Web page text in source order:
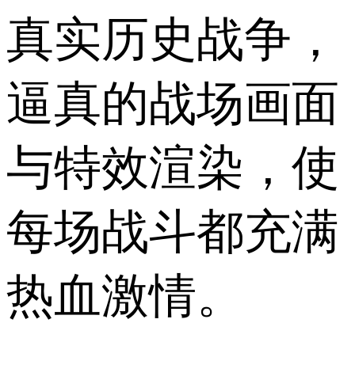
真实历史战争，
逼真的战场画面
与特效渲染，使
每场战斗都充满
热血激情。